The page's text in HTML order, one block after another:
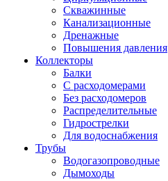
Скважинные
Канализационные
Дренажные
Повышения давления
Коллекторы
Балки
С расходомерами
Без расходомеров
Распределительные
Гидрострелки
Для водоснабжения
Трубы
Водогазопроводные
Дымоходы